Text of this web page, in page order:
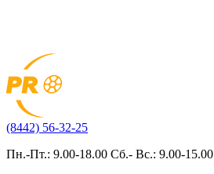
(8442) 56-32-25
Пн.-Пт.: 9.00-18.00 Сб.- Вс.: 9.00-15.00